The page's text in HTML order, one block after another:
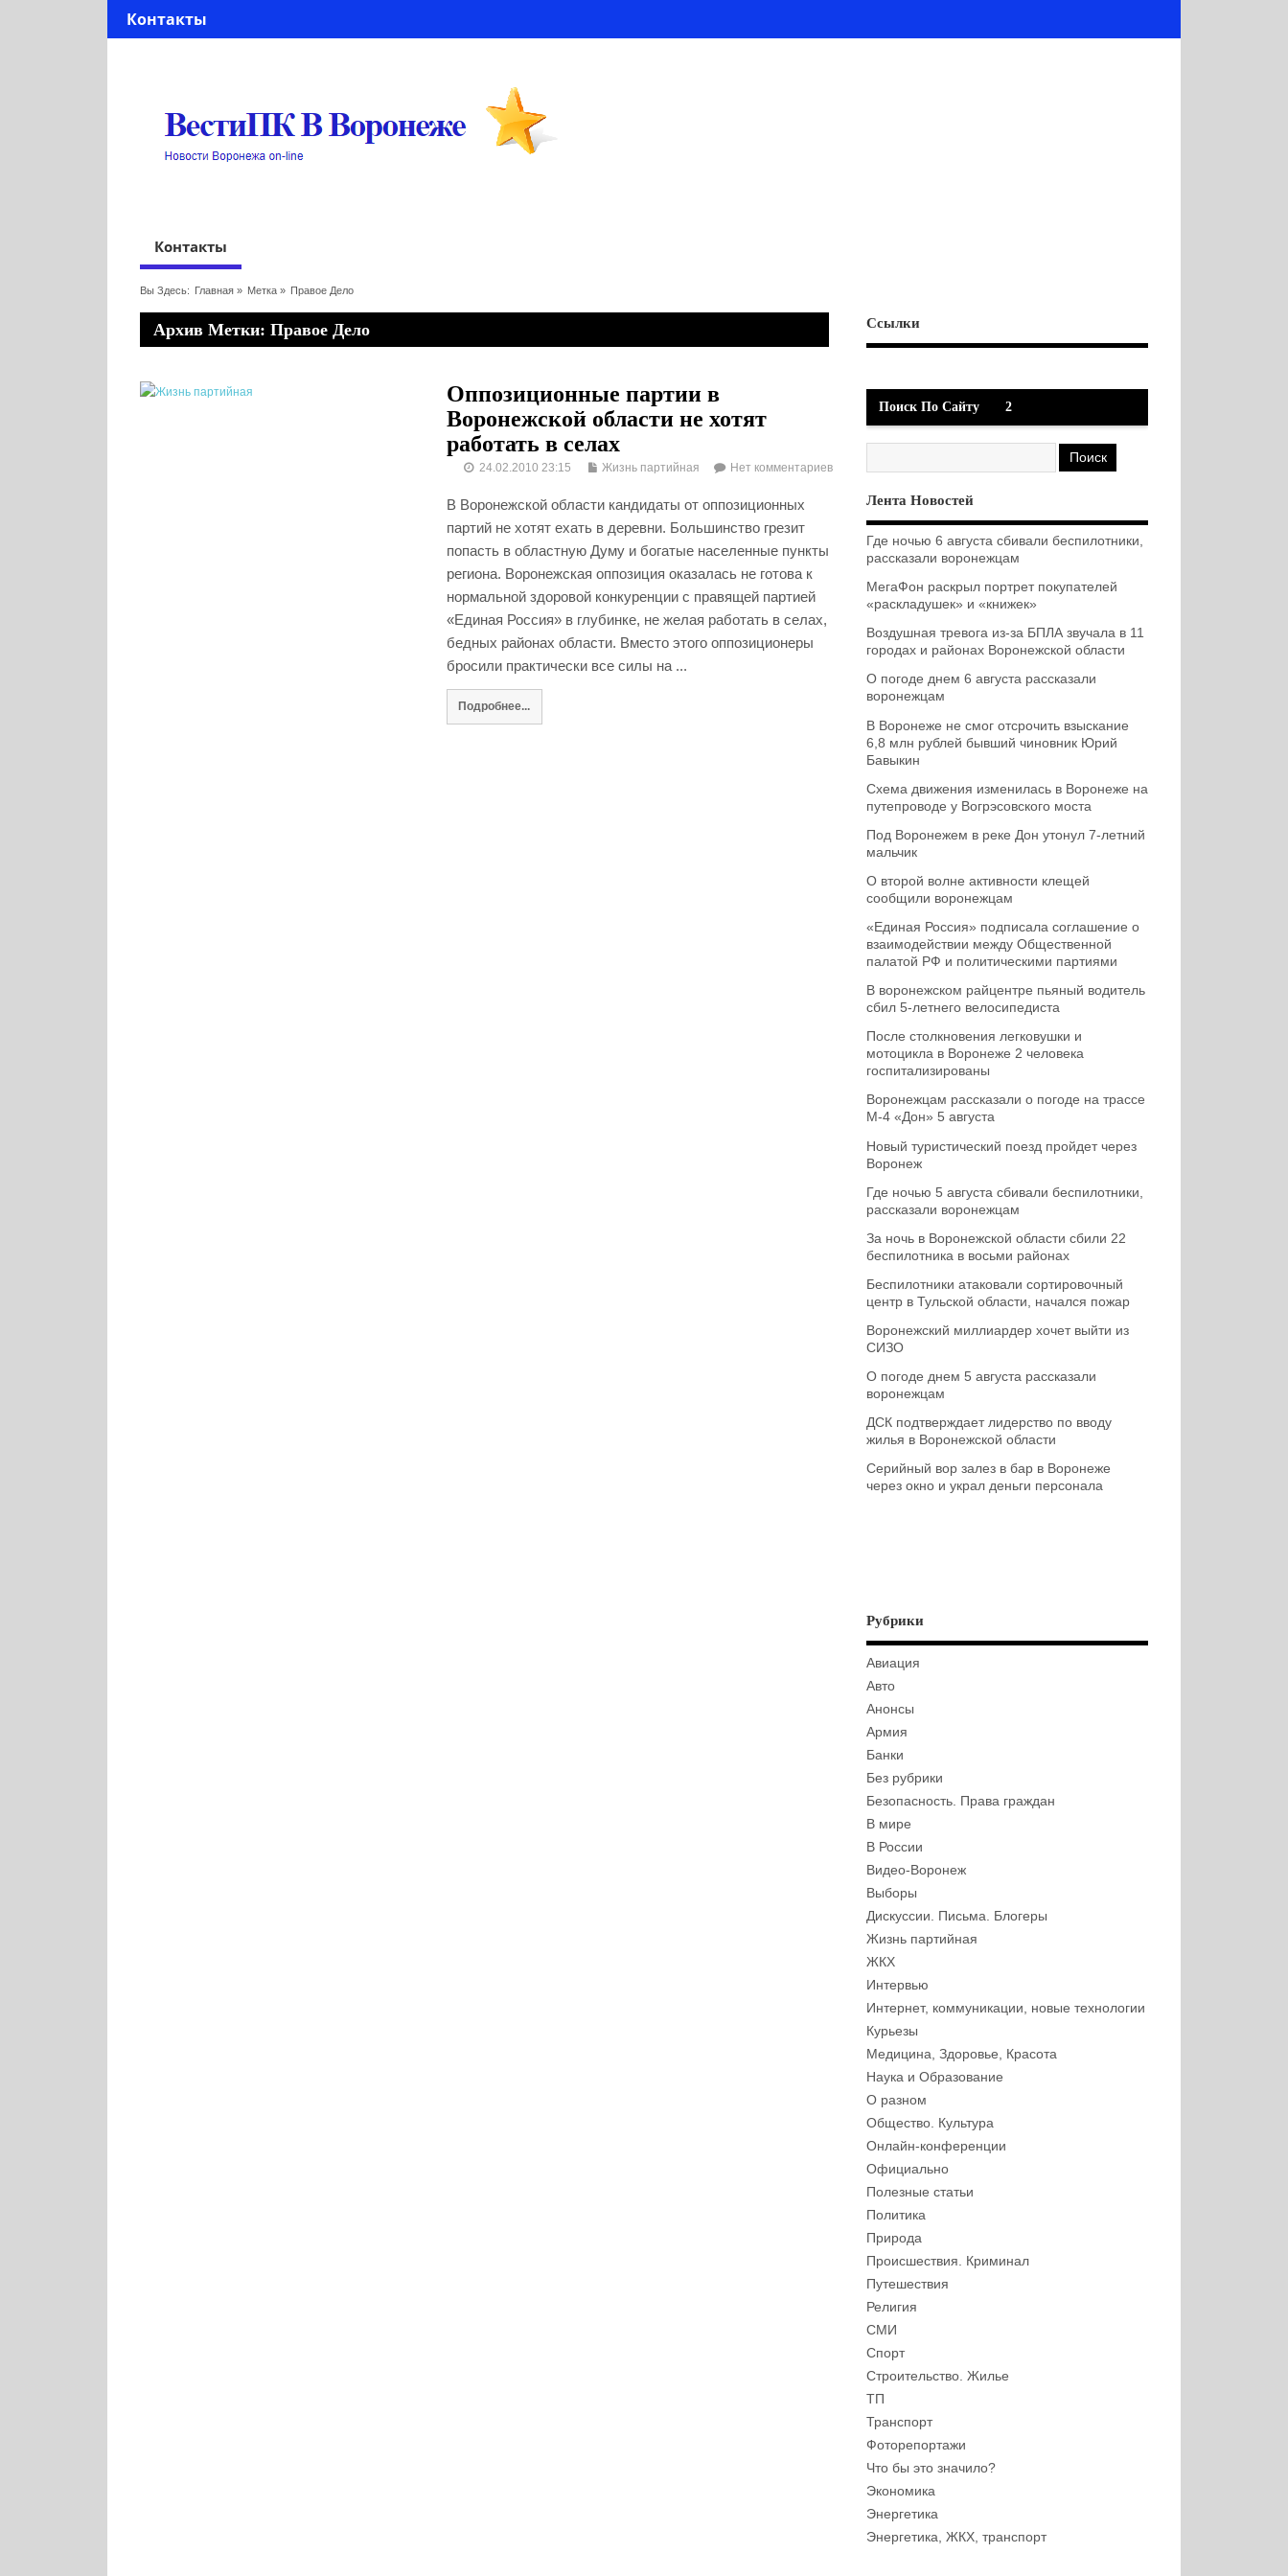
Контакты
Контакты
Вы Здесь: Главная» Метка » Правое Дело
Архив Метки: Правое Дело
Оппозиционные партии в
Воронежской области не хотят
работать в селах
24.02.2010 23:15 Жизнь партийная Нет комментариев
В Воронежской области кандидаты от оппозиционных
партий не хотят ехать в деревни. Большинство грезит
попасть в областную Думу и богатые населенные пункты
региона. Воронежская оппозиция оказалась не готова к
нормальной здоровой конкуренции с правящей партией
«Единая Россия» в глубинке, не желая работать в селах,
бедных районах области. Вместо этого оппозиционеры
бросили практически все силы на ...
Подробнее...
Ссылки
Поиск По Сайту 2
Лента Новостей
Где ночью 6 августа сбивали беспилотники,
рассказали воронежцам
МегаФон раскрыл портрет покупателей
«раскладушек» и «книжек»
Воздушная тревога из-за БПЛА звучала в 11
городах и районах Воронежской области
О погоде днем 6 августа рассказали
воронежцам
В Воронеже не смог отсрочить взыскание
6,8 млн рублей бывший чиновник Юрий
Бавыкин
Схема движения изменилась в Воронеже на
путепроводе у Вогрэсовского моста
Под Воронежем в реке Дон утонул 7-летний
мальчик
О второй волне активности клещей
сообщили воронежцам
«Единая Россия» подписала соглашение о
взаимодействии между Общественной
палатой РФ и политическими партиями
В воронежском райцентре пьяный водитель
сбил 5-летнего велосипедиста
После столкновения легковушки и
мотоцикла в Воронеже 2 человека
госпитализированы
Воронежцам рассказали о погоде на трассе
М-4 «Дон» 5 августа
Новый туристический поезд пройдет через
Воронеж
Где ночью 5 августа сбивали беспилотники,
рассказали воронежцам
За ночь в Воронежской области сбили 22
беспилотника в восьми районах
Беспилотники атаковали сортировочный
центр в Тульской области, начался пожар
Воронежский миллиардер хочет выйти из
СИЗО
О погоде днем 5 августа рассказали
воронежцам
ДСК подтверждает лидерство по вводу
жилья в Воронежской области
Серийный вор залез в бар в Воронеже
через окно и украл деньги персонала
Рубрики
Авиация
Авто
Анонсы
Армия
Банки
Без рубрики
Безопасность. Права граждан
В мире
В России
Видео-Воронеж
Выборы
Дискуссии. Письма. Блогеры
Жизнь партийная
ЖКХ
Интервью
Интернет, коммуникации, новые технологии
Курьезы
Медицина, Здоровье, Красота
Наука и Образование
О разном
Общество. Культура
Онлайн-конференции
Официально
Полезные статьи
Политика
Природа
Происшествия. Криминал
Путешествия
Религия
СМИ
Спорт
Строительство. Жилье
ТП
Транспорт
Фоторепортажи
Что бы это значило?
Экономика
Энергетика
Энергетика, ЖКХ, транспорт